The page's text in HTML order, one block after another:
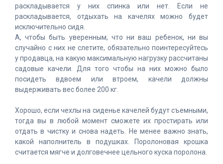
раскладывается у них спинка или нет. Если не
раскладывается, отдыхать на качелях можно будет
исключительно сидя.
А, чтобы быть уверенным, что ни ваш ребенок, ни вы
случайно с них не слетите, обязательно поинтересуйтесь
у продавца, на какую максимальную нагрузку рассчитаны
садовые качели. Для того чтобы на них можно было
посидеть вдвоем или втроем, качели должны
выдерживать вес более 200 кг.
Хорошо, если чехлы на сиденье качелей будут съемными,
тогда вы в любой момент сможете их простирать или
отдать в чистку и снова надеть. Не менее важно знать,
какой наполнитель в подушках. Поролоновая крошка
считается мягче и долговечнее цельного куска поролона.